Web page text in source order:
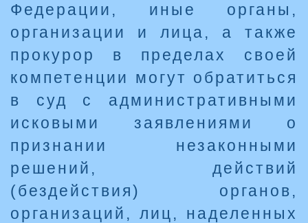
Федерации, иные органы,
организации и лица, а также
прокурор в пределах своей
компетенции могут обратиться
в суд с административными
исковыми заявлениями о
признании незаконными
решений, действий
(бездействия) органов,
организаций, лиц, наделенных